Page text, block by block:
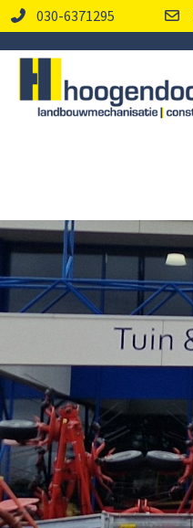
030-6371295